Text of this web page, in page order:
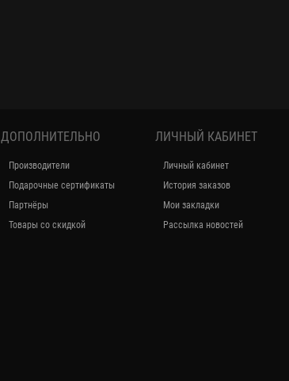
ДОПОЛНИТЕЛЬНО
Производители
Подарочные сертификаты
Партнёры
Товары со скидкой
ЛИЧНЫЙ КАБИНЕТ
Личный кабинет
История заказов
Мои закладки
Рассылка новостей